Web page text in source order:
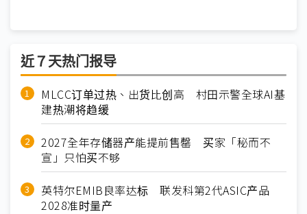
近７天热门报导
MLCC订单过热、出货比创高 村田示警全球AI基
建热潮将趋缓
2027全年存储器产能提前售罄 买家「秘而不
宣」只怕买不够
英特尔EMIB良率达标 联发科第2代ASIC产品
2028准时量产